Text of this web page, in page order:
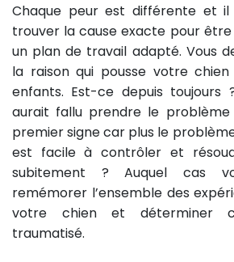
Chaque peur est différente et
trouver la cause exacte pour
un plan de travail adapté. Vous
la raison qui pousse votre
enfants. Est-ce depuis toujours
aurait fallu prendre le problème
premier signe car plus le
est facile à contrôler et
subitement ? Auquel cas
remémorer l’ensemble des
votre chien et déterminer
traumatisé.